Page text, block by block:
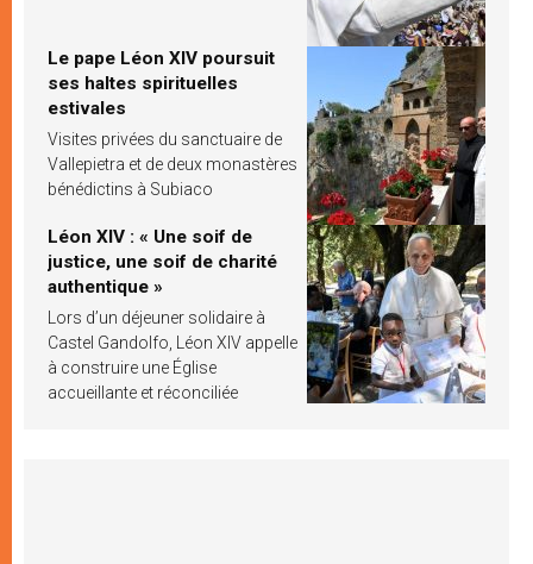
Le pape Léon XIV poursuit
ses haltes spirituelles
estivales
Visites privées du sanctuaire de
Vallepietra et de deux monastères
bénédictins à Subiaco
Léon XIV : « Une soif de
justice, une soif de charité
authentique »
Lors d’un déjeuner solidaire à
Castel Gandolfo, Léon XIV appelle
à construire une Église
accueillante et réconciliée